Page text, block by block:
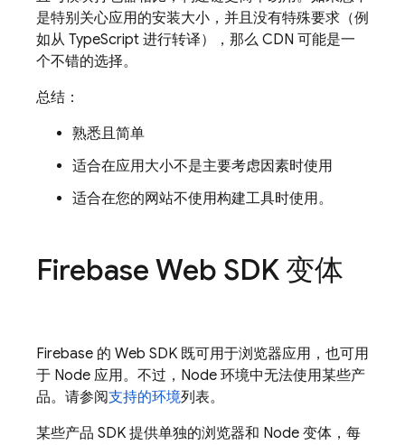
是特别关心应用的安装大小，并且没有特殊要求（例
如从 TypeScript 进行转译），那么 CDN 可能是一
个不错的选择。
总结：
熟悉且简单
适合在应用大小不是主要考虑因素时使用
适合在您的网站不使用构建工具时使用。
Firebase Web SDK 变体
Firebase 的 Web SDK 既可用于浏览器应用，也可用
于 Node 应用。不过，Node 环境中无法使用某些产
品。请参阅支持的环境列表。
某些产品 SDK 提供单独的浏览器和 Node 变体，每